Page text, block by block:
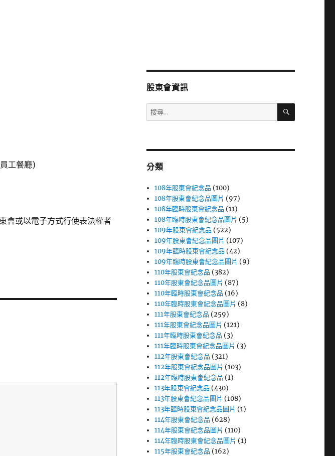
工餐廳)
會或以電子方式行使表決權者
股東會資訊
搜
尋
字:
搜
分類
108年股東會紀念品 (100)
108年股東會紀念品圖片 (97)
108年臨時股東會紀念品 (11)
108年臨時股東會紀念品圖片 (5)
109年股東會紀念品 (522)
109年股東會紀念品圖片 (107)
109年臨時股東會紀念品 (42)
109年臨時股東會紀念品圖片 (9)
110年股東會紀念品 (382)
110年股東會紀念品圖片 (87)
110年臨時股東會紀念品 (16)
110年臨時股東會紀念品圖片 (8)
111年股東會紀念品 (259)
111年股東會紀念品圖片 (121)
111年臨時股東會紀念品 (3)
111年臨時股東會紀念品圖片 (3)
112年股東會紀念品 (321)
112年股東會紀念品圖片 (103)
112年臨時股東會紀念品 (1)
113年股東會紀念品 (430)
113年股東會紀念品圖片 (108)
113年臨時股東會紀念品圖片 (1)
114年股東會紀念品 (628)
114年股東會紀念品圖片 (110)
114年臨時股東會紀念品圖片 (1)
115年股東會紀念品 (162)